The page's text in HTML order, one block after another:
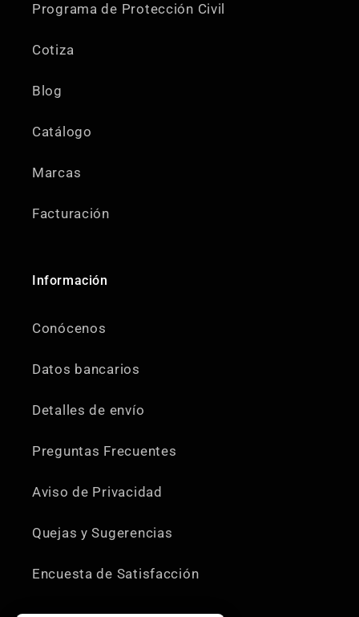
Programa de Protección Civil
Cotiza
Blog
Catálogo
Marcas
Facturación
Información
Conócenos
Datos bancarios
Detalles de envío
Preguntas Frecuentes
Aviso de Privacidad
Quejas y Sugerencias
Encuesta de Satisfacción